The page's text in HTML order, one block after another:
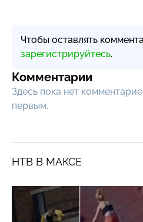
Чтобы оставлять
зарегистрируйтесь.
Комментарии
Здесь пока нет
первым.
НТВ В МАКСЕ